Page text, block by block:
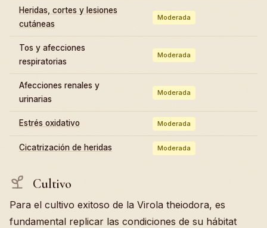
Heridas, cortes y lesiones
cutáneas
Moderada
Tos y afecciones
respiratorias
Moderada
Afecciones renales y
urinarias
Moderada
Estrés oxidativo Moderada
Cicatrización de heridas Moderada
Cultivo
Para el cultivo exitoso de la Virola theiodora, es
fundamental replicar las condiciones de su hábitat